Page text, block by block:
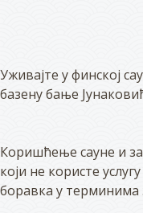
Уживајте у финској
базену бање
Коришћење сауне и
који не користе
боравка у терминима